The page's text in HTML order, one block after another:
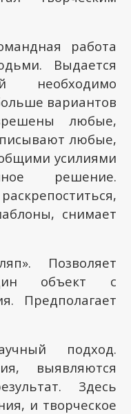
работа
Выдается
необходимо
вариантов
любые,
любые,
усилиями
решение.
снимает
Позволяет
объект с
Предполагает
подход.
выявляются
Здесь
и творческое